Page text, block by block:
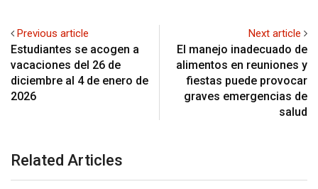
Previous article
Estudiantes se acogen a
vacaciones del 26 de
diciembre al 4 de enero de
2026
Next article
El manejo inadecuado de
alimentos en reuniones y
fiestas puede provocar
graves emergencias de
salud
Related Articles